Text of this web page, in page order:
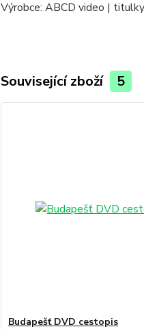
Výrobce: ABCD video |
Související zboží 5
Budapešť DVD cestopis